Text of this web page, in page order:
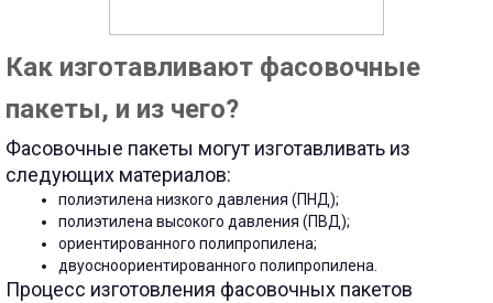
Как изготавливают фасовочные
пакеты, и из чего?
Фасовочные пакеты могут изготавливать из
следующих материалов:
полиэтилена низкого давления (ПНД);
полиэтилена высокого давления (ПВД);
ориентированного полипропилена;
двуосноориентированного полипропилена.
Процесс изготовления фасовочных пакетов